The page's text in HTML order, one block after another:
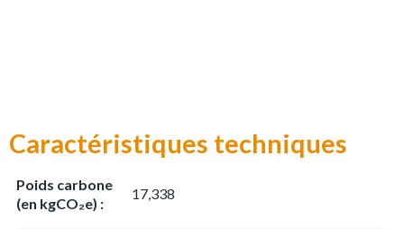
Caractéristiques techniques
Poids carbone
(en kgCO₂e) :
17,338